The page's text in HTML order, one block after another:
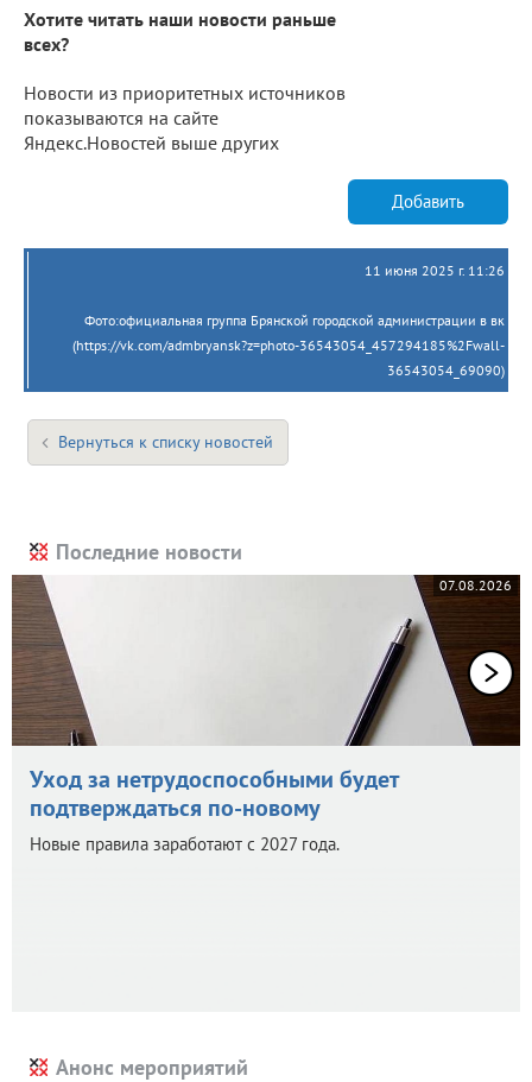
Хотите читать наши новости раньше
всех?
Новости из приоритетных источников
показываются на сайте
Яндекс.Новостей выше других
Добавить
11 июня 2025 г. 11:26
Фото:официальная группа Брянской городской администрации в вк
(https://vk.com/admbryansk?z=photo-36543054_457294185%2Fwall-
36543054_69090)
Вернуться к списку новостей
Последние новости
07.08.2026
Уход за нетрудоспособными будет
подтверждаться по-новому
Новые правила заработают с 2027 года.
Анонс мероприятий